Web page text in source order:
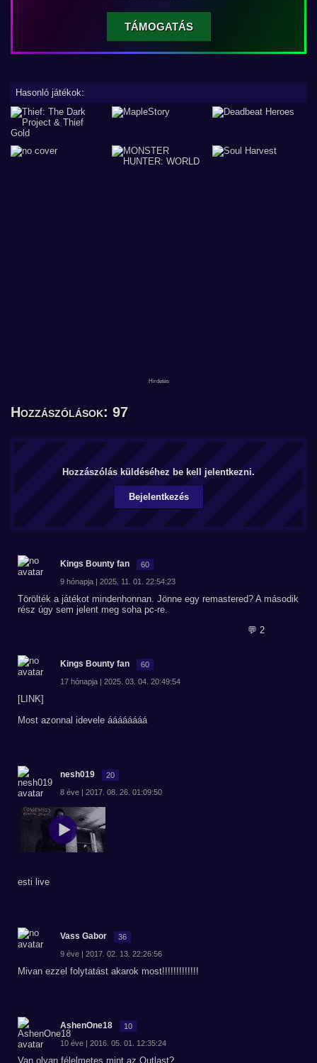
TÁMOGATÁS
Hasonló játékok:
Hozzászólások: 97
Hozzászólás küldéséhez be kell jelentkezni.
Bejelentkezés
Kings Bounty fan 60
9 hónapja | 2025. 11. 01. 22:54:23
Törölték a játékot mindenhonnan. Jönne egy remastered? A második
rész úgy sem jelent meg soha pc-re.
💬 2
Kings Bounty fan 60
17 hónapja | 2025. 03. 04. 20:49:54
[LINK]
Most azonnal idevele áááááááá
nesh019 20
8 éve | 2017. 08. 26. 01:09:50
esti live
Vass Gabor 36
9 éve | 2017. 02. 13. 22:26:56
Mivan ezzel folytatást akarok most!!!!!!!!!!!!!
AshenOne18 10
10 éve | 2016. 05. 01. 12:35:24
Van olyan félelmetes mint az Outlast?